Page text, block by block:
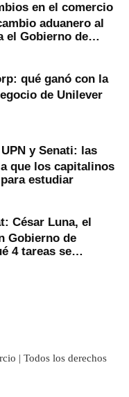
en el comercio
aduanero al
el Gobierno de
qué ganó con la
de Unilever
UPN y Senati: las
que los capitalinos
estudiar
César Luna, el
Gobierno de
4 tareas se
| Todos los derechos